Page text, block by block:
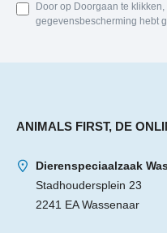
Door op Doorgaan te
gegevensbescherming hebt
ANIMALS FIRST, DE
Dierenspeciaalzaak
Stadhoudersplein 23
2241 EA Wassenaar